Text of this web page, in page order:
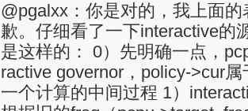
@pgalxx：你是对的，我上面
歉。仔细看了一下interactive的
是这样的： 0）先明确一点，
ractive governor，policy->cur
一个计算的中间过程 1）